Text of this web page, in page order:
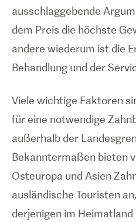
ausschlaggebende
dem Preis die höchste
andere wiederum ist die
Behandlung und der
Viele wichtige Faktoren
für eine notwendige
außerhalb der
Bekanntermaßen bieten
Osteuropa und Asien
ausländische Touristen
derjenigen im